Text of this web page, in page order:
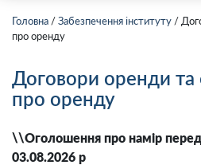
Головна /Забезпечення інституту /
про оренду
Договори оренди
про оренду
\\Оголошення про намір
03.08.2026 р